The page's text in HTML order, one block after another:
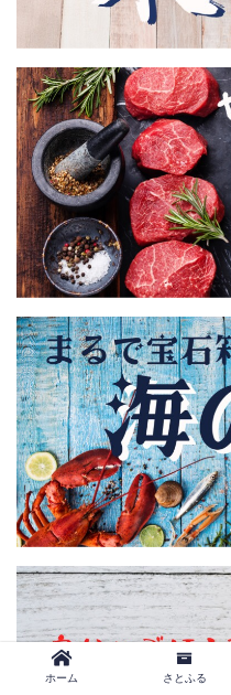
ホーム さとふる